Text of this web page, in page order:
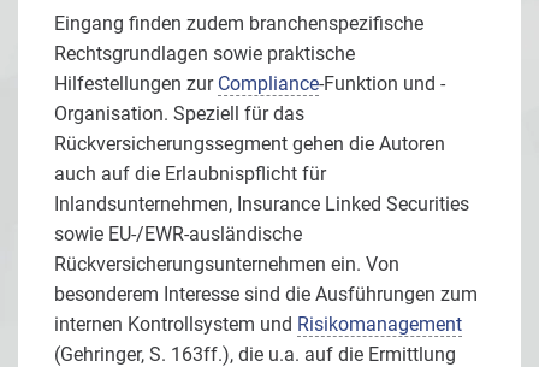
Eingang finden zudem branchenspezifische
Rechtsgrundlagen sowie praktische
Hilfestellungen zur Compliance-Funktion und -
Organisation. Speziell für das
Rückversicherungssegment gehen die Autoren
auch auf die Erlaubnispflicht für
Inlandsunternehmen, Insurance Linked Securities
sowie EU-/EWR-ausländische
Rückversicherungsunternehmen ein. Von
besonderem Interesse sind die Ausführungen zum
internen Kontrollsystem und Risikomanagement
(Gehringer, S. 163ff.), die u.a. auf die Ermittlung